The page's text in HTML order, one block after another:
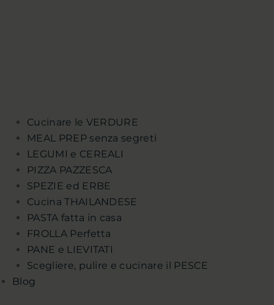
Cucinare le VERDURE
MEAL PREP senza segreti
LEGUMI e CEREALI
PIZZA PAZZESCA
SPEZIE ed ERBE
Cucina THAILANDESE
PASTA fatta in casa
FROLLA Perfetta
PANE e LIEVITATI
Scegliere, pulire e cucinare il PESCE
Blog